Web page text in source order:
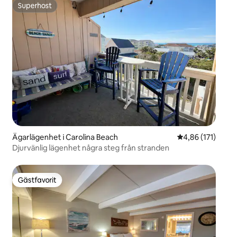
Superhost
Superhost
Ägarlägenhet i Carolina Beach 4,86 av 5 i
4,86 (171)
Djurvänlig lägenhet några steg från stranden
Gästfavorit
Gästfavorit